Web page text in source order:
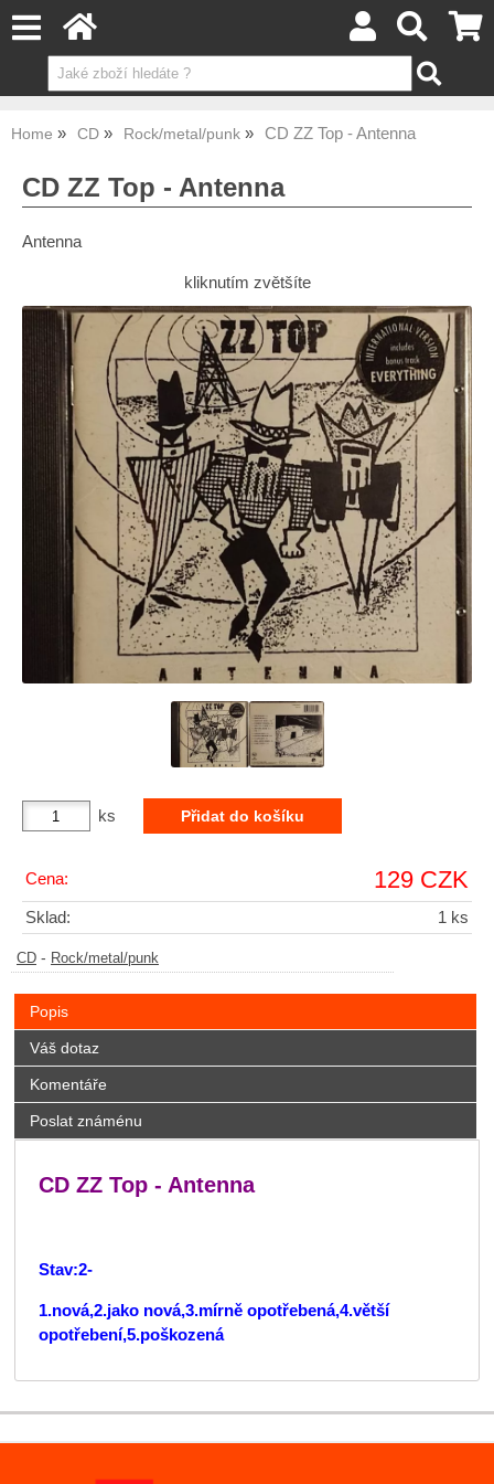
Home CD Rock/metal/punk CD ZZ Top - Antenna
CD ZZ Top - Antenna
Antenna
kliknutím zvětšíte
ks
Cena: 129 CZK
Sklad: 1 ks
CD - Rock/metal/punk
Popis
Váš dotaz
Komentáře
Poslat známénu
CD ZZ Top - Antenna
Stav:2-
1.nová,2.jako nová,3.mírně opotřebená,4.větší
opotřebení,5.poškozená